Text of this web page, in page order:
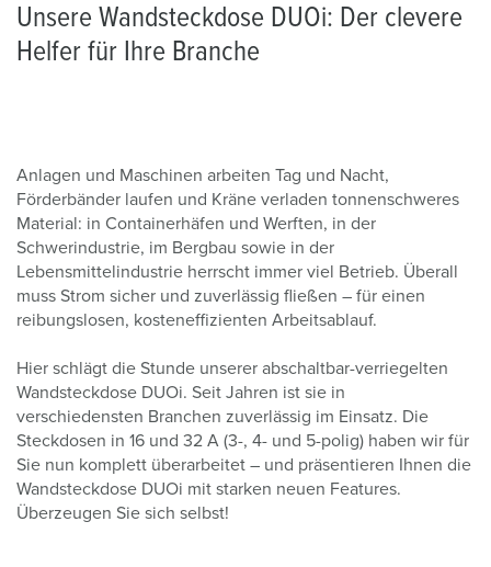
Unsere Wandsteckdose DUOi: Der clevere
Helfer für Ihre Branche
Anlagen und Maschinen arbeiten Tag und Nacht,
Förderbänder laufen und Kräne verladen tonnenschweres
Material: in Containerhäfen und Werften, in der
Schwerindustrie, im Bergbau sowie in der
Lebensmittelindustrie herrscht immer viel Betrieb. Überall
muss Strom sicher und zuverlässig fließen – für einen
reibungslosen, kosteneffizienten Arbeitsablauf.
Hier schlägt die Stunde unserer abschaltbar-verriegelten
Wandsteckdose DUOi. Seit Jahren ist sie in
verschiedensten Branchen zuverlässig im Einsatz. Die
Steckdosen in 16 und 32 A (3-, 4- und 5-polig) haben wir für
Sie nun komplett überarbeitet – und präsentieren Ihnen die
Wandsteckdose DUOi mit starken neuen Features.
Überzeugen Sie sich selbst!